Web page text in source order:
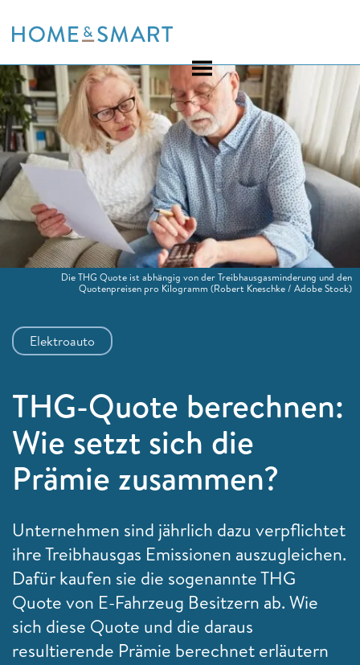
to
Elektroauto
THG-Quote berechnen:
Wie setzt sich die
Prämie zusammen?
Unternehmen sind jährlich dazu verpflichtet
ihre Treibhausgas Emissionen auszugleichen.
Dafür kaufen sie die sogenannte THG
Quote von E-Fahrzeug Besitzern ab. Wie
sich diese Quote und die daraus
resultierende Prämie berechnet erläutern
Die THG Quote ist abhängig von der Treibhausgasminderung und den
Quotenpreisen pro Kilogramm (Robert Kneschke / Adobe Stock)